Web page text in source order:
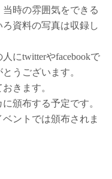
時の雰囲気をできる
資料の写真は収録し
にtwitterやfacebookで
うございます。
きます。
頒布する予定です。
ントでは頒布されま